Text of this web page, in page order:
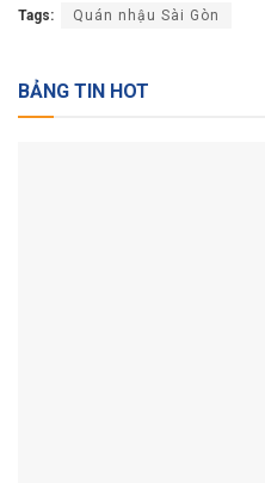
Tags: Quán nhậu Sài Gòn
BẢNG TIN HOT